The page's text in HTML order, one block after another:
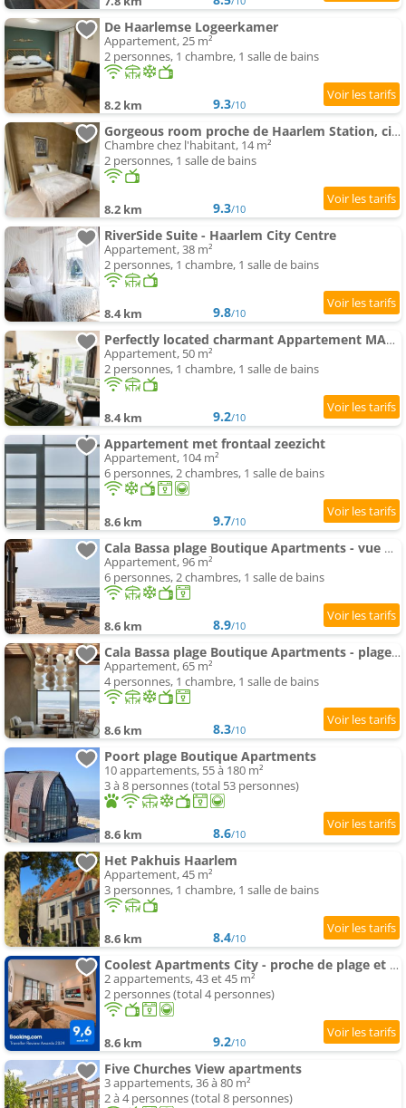
De Haarlemse Logeerkamer
Appartement, 25 m²
2 personnes, 1 chambre, 1 salle de bains
8.2 km 9.3/10
Gorgeous room proche de Haarlem Station, city center
Chambre chez l'habitant, 14 m²
2 personnes, 1 salle de bains
8.2 km 9.3/10
RiverSide Suite - Haarlem City Centre
Appartement, 38 m²
2 personnes, 1 chambre, 1 salle de bains
8.4 km 9.8/10
Perfectly located charmant Appartement MAGDALENAfor true connoisseurs
Appartement, 50 m²
2 personnes, 1 chambre, 1 salle de bains
8.4 km 9.2/10
Appartement met frontaal zeezicht
Appartement, 104 m²
6 personnes, 2 chambres, 1 salle de bains
8.6 km 9.7/10
Cala Bassa plage Boutique Apartments - vue mer
Appartement, 96 m²
6 personnes, 2 chambres, 1 salle de bains
8.6 km 8.9/10
Cala Bassa plage Boutique Apartments - plage View
Appartement, 65 m²
4 personnes, 1 chambre, 1 salle de bains
8.6 km 8.3/10
Poort plage Boutique Apartments
10 appartements, 55 à 180 m²
3 à 8 personnes (total 53 personnes)
8.6 km 8.6/10
Het Pakhuis Haarlem
Appartement, 45 m²
3 personnes, 1 chambre, 1 salle de bains
8.6 km 8.4/10
Coolest Apartments City - proche de plage et Amsterdam
2 appartements, 43 et 45 m²
2 personnes (total 4 personnes)
8.6 km 9.2/10
Five Churches View apartments
3 appartements, 36 à 80 m²
2 à 4 personnes (total 8 personnes)